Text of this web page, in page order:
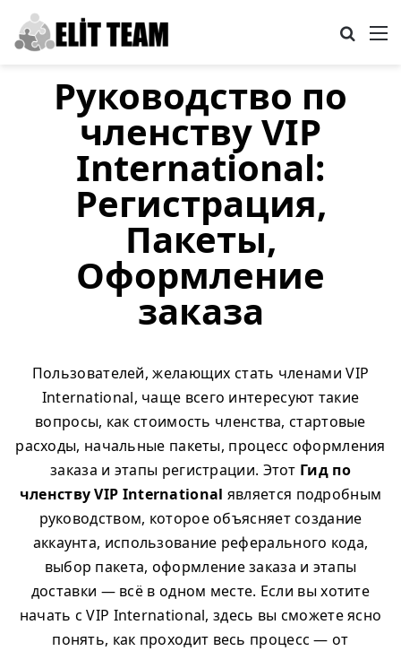
Руководство по
членству VIP
International:
Регистрация,
Пакеты,
Оформление
заказа
Пользователей, желающих стать членами VIP
International, чаще всего интересуют такие
вопросы, как стоимость членства, стартовые
расходы, начальные пакеты, процесс оформления
заказа и этапы регистрации. Этот Гид по
членству VIP International является подробным
руководством, которое объясняет создание
аккаунта, использование реферального кода,
выбор пакета, оформление заказа и этапы
доставки — всё в одном месте. Если вы хотите
начать с VIP International, здесь вы сможете ясно
понять, как проходит весь процесс — от